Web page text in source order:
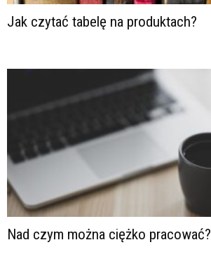
Jak czytać tabelę na produktach?
Nad czym można ciężko pracować?